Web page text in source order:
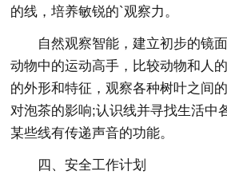
的线，培养敏锐的`观察力。
自然观察智能，建立初步的镜
动物中的运动高手，比较动物和人
的外形和特征，观察各种树叶之间
对泡茶的影响;认识线并寻找生活中
某些线有传递声音的功能。
四、安全工作计划